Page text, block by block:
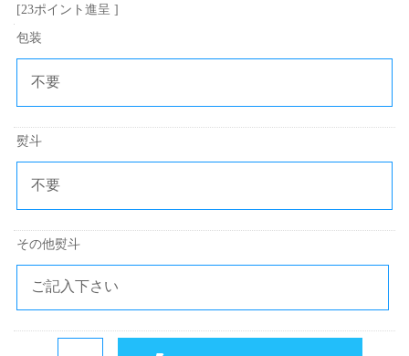
[23ポイント進呈 ]
包装
熨斗
その他熨斗